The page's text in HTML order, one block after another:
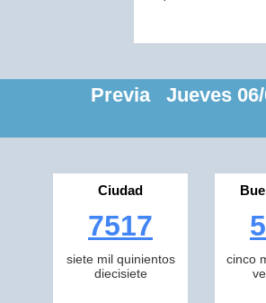
Previa Jueves 06/
Ciudad
7517
siete mil quinientos
diecisiete
cinco